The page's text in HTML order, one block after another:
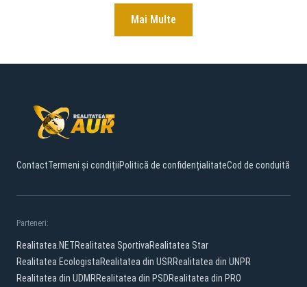
Mai Multe
ContactTermeni și condițiiPolitică de confidențialitateCod de conduită
Parteneri:
Realitatea.NETRealitatea SportivaRealitatea Star
Realitatea EcologistaRealitatea din USRRealitatea din UNPR
Realitatea din UDMRRealitatea din PSDRealitatea din PRO